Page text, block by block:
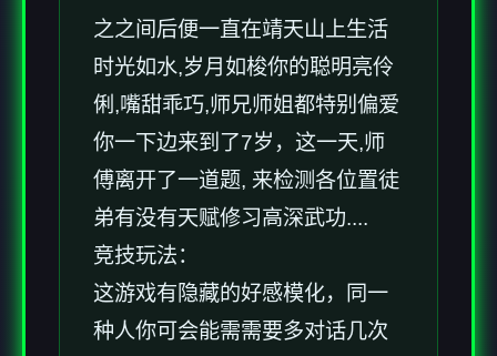
之之间后便一直在靖天山上生活
时光如水,岁月如梭你的聪明亮伶
俐,嘴甜乖巧,师兄师姐都特别偏爱
你一下边来到了7岁，这一天,师
傅离开了一道题, 来检测各位置徒
弟有没有天赋修习高深武功....
竞技玩法：
这游戏有隐藏的好感模化，同一
种人你可会能需需要多对话几次